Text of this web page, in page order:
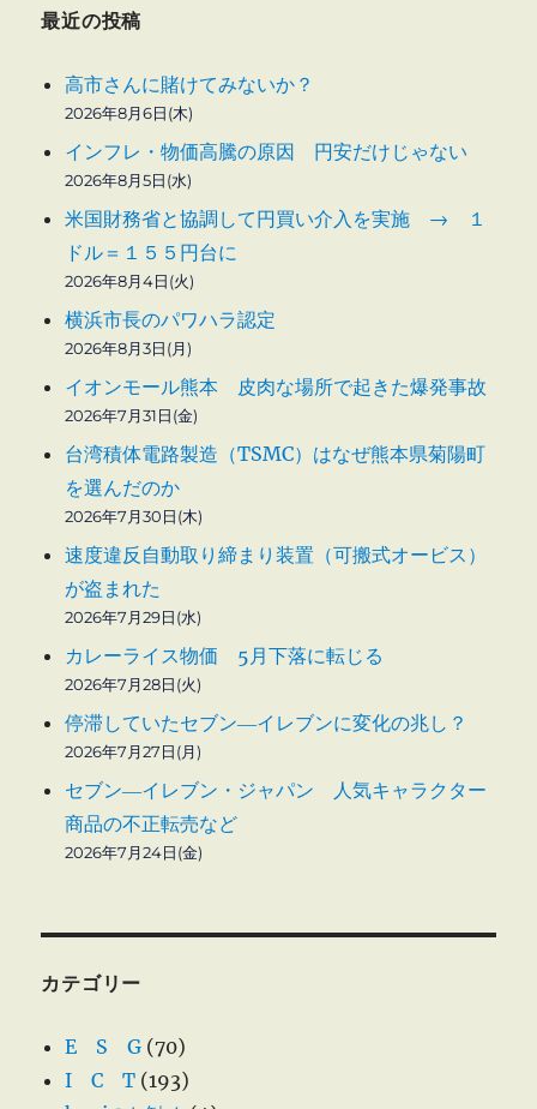
最近の投稿
高市さんに賭けてみないか？
2026年8月6日(木)
インフレ・物価高騰の原因 円安だけじゃない
2026年8月5日(水)
米国財務省と協調して円買い介入を実施 → １
ドル＝１５５円台に
2026年8月4日(火)
横浜市長のパワハラ認定
2026年8月3日(月)
イオンモール熊本 皮肉な場所で起きた爆発事故
2026年7月31日(金)
台湾積体電路製造（TSMC）はなぜ熊本県菊陽町
を選んだのか
2026年7月30日(木)
速度違反自動取り締まり装置（可搬式オービス）
が盗まれた
2026年7月29日(水)
カレーライス物価 5月下落に転じる
2026年7月28日(火)
停滞していたセブン―イレブンに変化の兆し？
2026年7月27日(月)
セブン―イレブン・ジャパン 人気キャラクター
商品の不正転売など
2026年7月24日(金)
カテゴリー
E S G (70)
I C T (193)